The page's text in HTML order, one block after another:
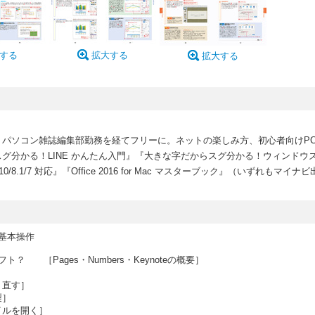
る 拡大する 拡大する
ソコン雑誌編集部勤務を経てフリーに。ネットの楽しみ方、初心者向け
分かる！LINE かんたん入門』『大きな字だからスグ分かる！ウィンドウ
8.1/7 対応』『Office 2016 for Mac マスターブック』（いずれもマイナビ
本操作
ト？ ［Pages・Numbers・Keynoteの概要］
す］
を開く］